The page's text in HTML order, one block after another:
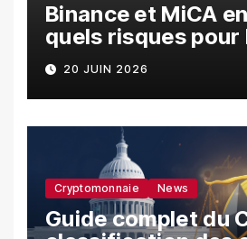
Binance et MiCA
quels risques pour
utilisateurs ?
20 JUIN 2026
Cryptomonnaie News
Guide complet du